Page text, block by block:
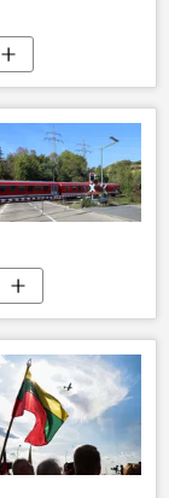
Vakcinacija nuo COVID-19 Lietuvoje ir pasaulyje: iššūkiai ir pažanga